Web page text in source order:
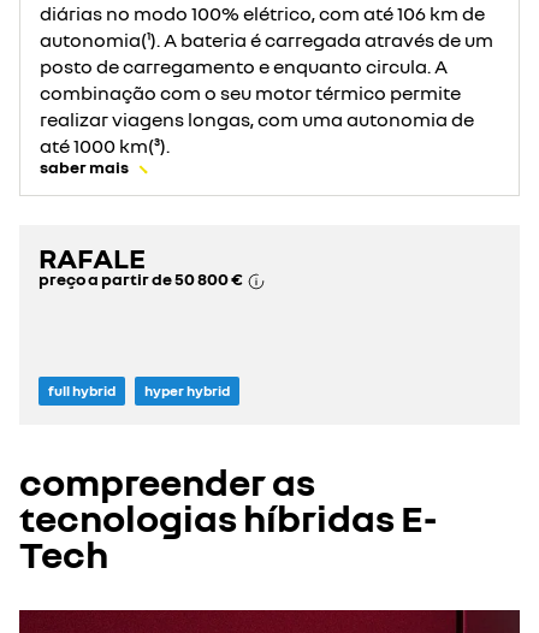
diárias no modo 100% elétrico, com até 106 km de
autonomia(¹). A bateria é carregada através de um
posto de carregamento e enquanto circula. A
combinação com o seu motor térmico permite
realizar viagens longas, com uma autonomia de
até 1000 km(³).
saber mais
RAFALE
preço a partir de50 800 €
full hybrid hyper hybrid
compreender as
tecnologias híbridas E-
Tech